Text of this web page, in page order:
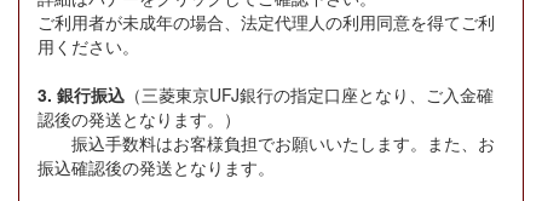
ご利用者が未成年の場合、法定代理人の利用同意を得てご利
用ください。
3. 銀行振込 （三菱東京UFJ銀行の指定口座となり、ご入金確
認後の発送となります。）
振込手数料はお客様負担でお願いいたします。また、お
振込確認後の発送となります。